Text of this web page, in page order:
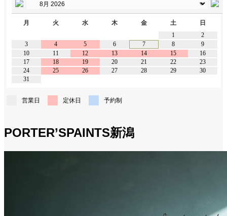
月 火 水 木 金 土
日
1
2
3
4 5 6 7 8
9
10
11 12 13 14 15
16
17
18 19 20 21 22
23
24
25 26 27 28 29
30
31
営業日 定休日 予約制
PORTER’SPAINTS新潟